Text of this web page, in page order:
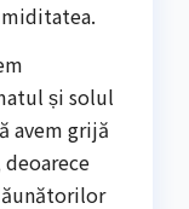
și solul
avem grijă